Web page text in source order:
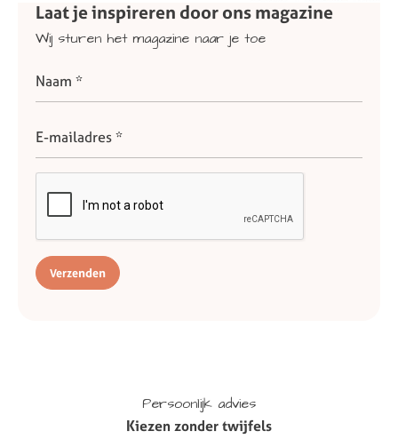
Laatjeinspireren door ons magazine
Wij sturen het magazine naar je toe
Verzenden
Persoonlijk advies
Kiezen zonder twijfels